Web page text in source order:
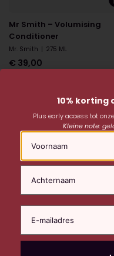
Mr Smith – Volumising
Conditioner
Mr. Smith | 275 ML
€ 39,00
Mr Smith – Volumising
Mr. Smith | 270 GR
10% korting
Plus early access tot
Kleine note: